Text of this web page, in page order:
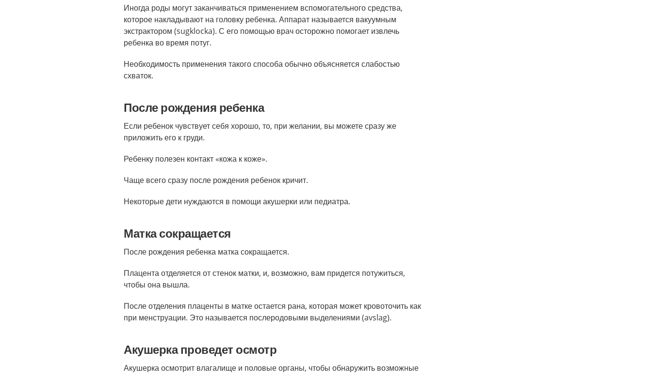
Иногда роды могут заканчиваться применением вспомогательного средства,
которое накладывают на головку ребенка. Аппарат называется вакуумным
экстрактором (sugklocka). С его помощью врач осторожно помогает извлечь
ребенка во время потуг.
Необходимость применения такого способа обычно объясняется слабостью
схваток.
После рождения ребенка
Если ребенок чувствует себя хорошо, то, при желании, вы можете сразу же
приложить его к груди.
Ребенку полезен контакт «кожа к коже».
Чаще всего сразу после рождения ребенок кричит.
Некоторые дети нуждаются в помощи акушерки или педиатра.
Матка сокращается
После рождения ребенка матка сокращается.
Плацента отделяется от стенок матки, и, возможно, вам придется потужиться,
чтобы она вышла.
После отделения плаценты в матке остается рана, которая может кровоточить как
при менструации. Это называется послеродовыми выделениями (avslag).
Акушерка проведет осмотр
Акушерка осмотрит влагалище и половые органы, чтобы обнаружить возможные